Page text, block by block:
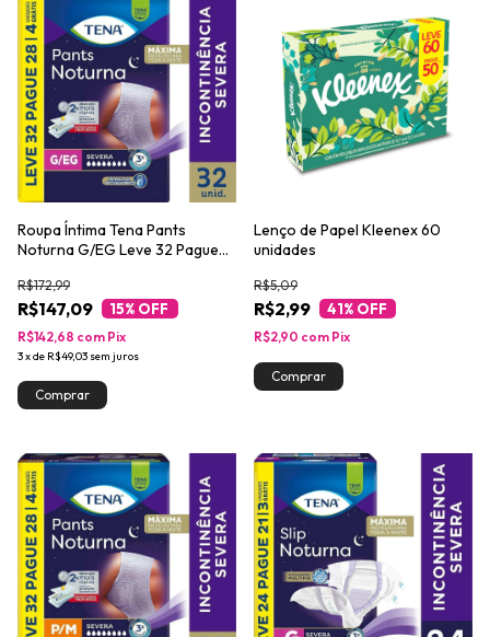
Roupa Íntima Tena Pants
Noturna G/EG Leve 32 Pague
R$147,09
R$172,99
15% OFF
3xde R$49,03 sem juros
R$142,68 com Pix
Lenço de Papel Kleenex 60
unidades
R$2,99
R$5,09
41% OFF
R$2,90 com Pix